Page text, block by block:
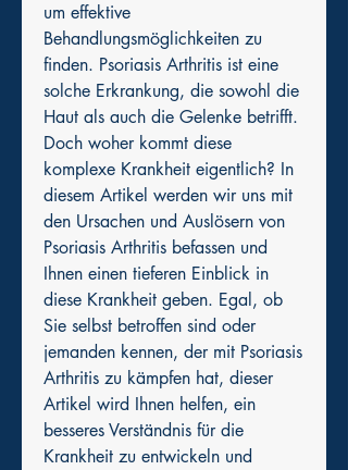
um effektive
Behandlungsmöglichkeiten zu
finden. Psoriasis Arthritis ist eine
solche Erkrankung, die sowohl die
Haut als auch die Gelenke betrifft.
Doch woher kommt diese
komplexe Krankheit eigentlich? In
diesem Artikel werden wir uns mit
den Ursachen und Auslösern von
Psoriasis Arthritis befassen und
Ihnen einen tieferen Einblick in
diese Krankheit geben. Egal, ob
Sie selbst betroffen sind oder
jemanden kennen, der mit Psoriasis
Arthritis zu kämpfen hat, dieser
Artikel wird Ihnen helfen, ein
besseres Verständnis für die
Krankheit zu entwickeln und